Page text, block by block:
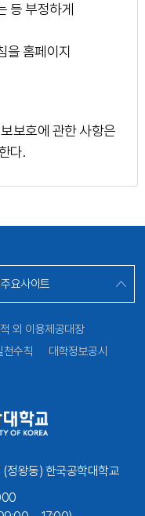
등 부정하게
홈페이지
보호에 관한 사항은
다.
요사이트
외 이용제공대장
천수칙
대학정보공시
왕동) 한국공학대학교